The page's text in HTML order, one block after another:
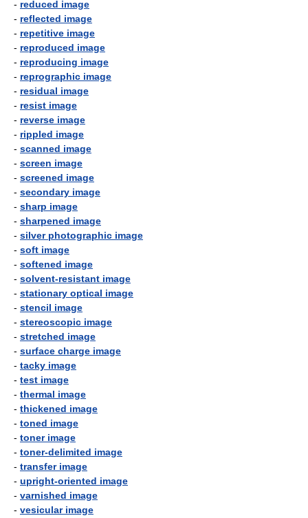
- reduced image
- reflected image
- repetitive image
- reproduced image
- reproducing image
- reprographic image
- residual image
- resist image
- reverse image
- rippled image
- scanned image
- screen image
- screened image
- secondary image
- sharp image
- sharpened image
- silver photographic image
- soft image
- softened image
- solvent-resistant image
- stationary optical image
- stencil image
- stereoscopic image
- stretched image
- surface charge image
- tacky image
- test image
- thermal image
- thickened image
- toned image
- toner image
- toner-delimited image
- transfer image
- upright-oriented image
- varnished image
- vesicular image